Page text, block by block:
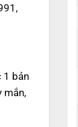
1 bản
mắn,